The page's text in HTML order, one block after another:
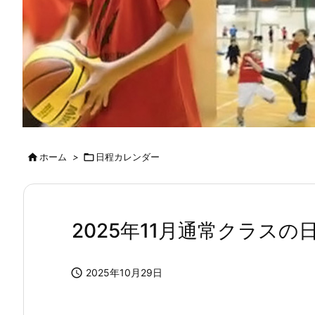
ホーム >  日程カレンダー
2025年11月通常クラスの
 2025年10月29日